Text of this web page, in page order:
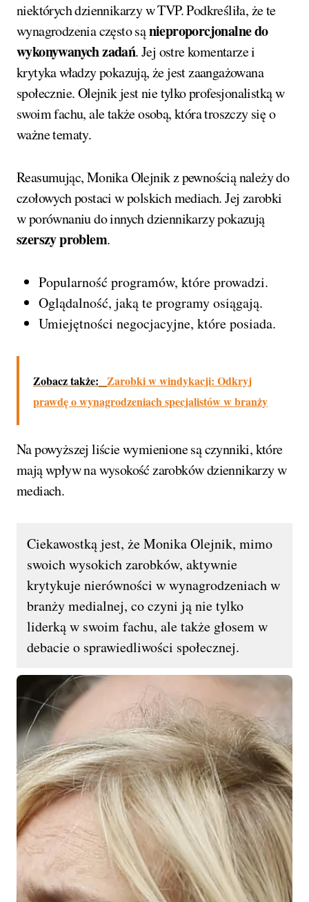
niektórych dziennikarzy w TVP. Podkreśliła, że te
wynagrodzenia często sąnieproporcjonalne do
wykonywanych zadań. Jej ostre komentarze i
krytyka władzy pokazują, że jest zaangażowana
społecznie. Olejnik jest nie tylko profesjonalistką w
swoim fachu, ale także osobą, która troszczy się o
ważne tematy.
Reasumując, Monika Olejnik z pewnością należy do
czołowych postaci w polskich mediach. Jej zarobki
w porównaniu do innych dziennikarzy pokazują
szerszy problem.
Popularność programów, które prowadzi.
Oglądalność, jaką te programy osiągają.
Umiejętności negocjacyjne, które posiada.
Zobacz także: Zarobki w windykacji: Odkryj
prawdę o wynagrodzeniach specjalistów w branży
Na powyższej liście wymienione są czynniki, które
mają wpływ na wysokość zarobków dziennikarzy w
mediach.
Ciekawostką jest, że Monika Olejnik, mimo
swoich wysokich zarobków, aktywnie
krytykuje nierówności w wynagrodzeniach w
branży medialnej, co czyni ją nie tylko
liderką w swoim fachu, ale także głosem w
debacie o sprawiedliwości społecznej.